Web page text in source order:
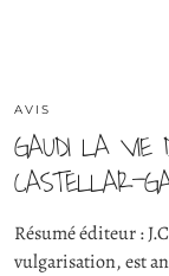
AVIS
GAUDI LA VIE
CASTELLAR-
Résumé éditeur :
vulgarisation, est